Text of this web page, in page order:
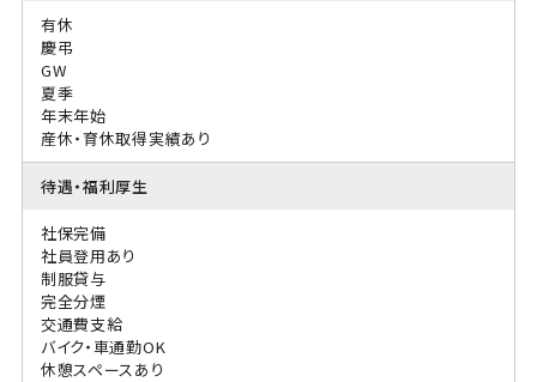
有休
慶弔
GW
夏季
年末年始
産休・育休取得実績あり
待遇・福利厚生
社保完備
社員登用あり
制服貸与
完全分煙
交通費支給
バイク・車通勤OK
休憩スペースあり